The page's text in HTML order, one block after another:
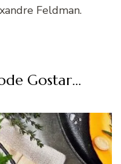
Feldman.
Gostar...